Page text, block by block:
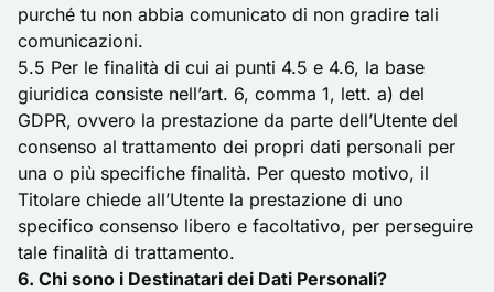
purché tu non abbia comunicato di non gradire tali
comunicazioni.
5.5 Per le finalità di cui ai punti 4.5 e 4.6, la base
giuridica consiste nell’art. 6, comma 1, lett. a) del
GDPR, ovvero la prestazione da parte dell’Utente del
consenso al trattamento dei propri dati personali per
una o più specifiche finalità. Per questo motivo, il
Titolare chiede all’Utente la prestazione di uno
specifico consenso libero e facoltativo, per perseguire
tale finalità di trattamento.
6. Chi sono i Destinatari dei Dati Personali?